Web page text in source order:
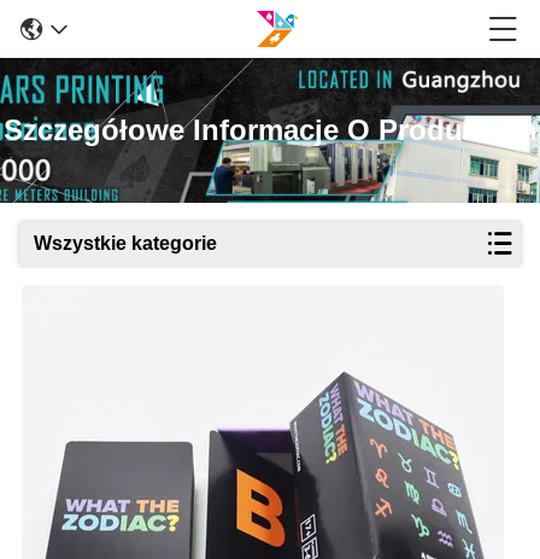
Szczegółowe Informacje O Produktach
Wszystkie kategorie